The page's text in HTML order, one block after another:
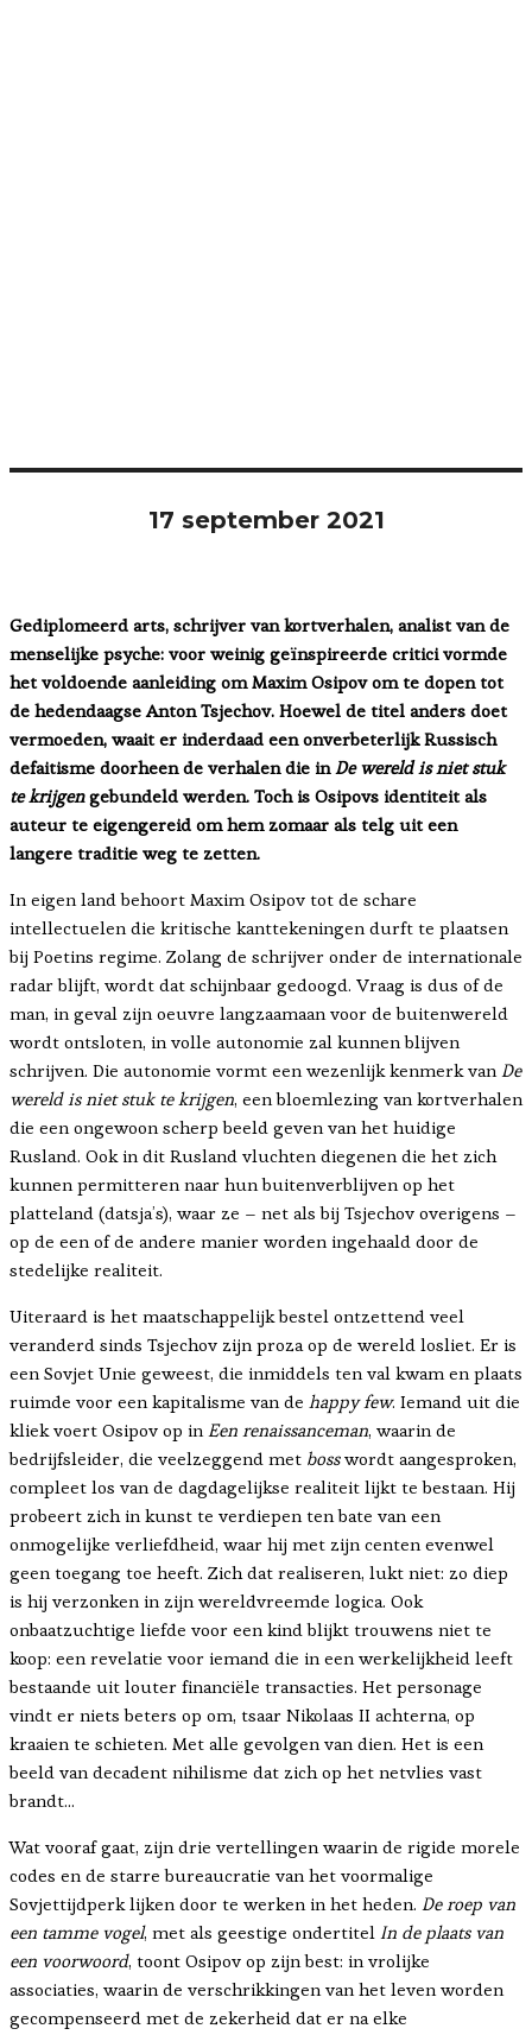
17 september 2021
Gediplomeerd arts, schrijver van kortverhalen, analist van de
menselijke psyche: voor weinig geïnspireerde critici vormde
het voldoende aanleiding om Maxim Osipov om te dopen tot
de hedendaagse Anton Tsjechov. Hoewel de titel anders doet
vermoeden, waait er inderdaad een onverbeterlijk Russisch
defaitisme doorheen de verhalen die in De wereld is niet stuk
te krijgengebundeld werden. Toch is Osipovs identiteit als
auteur te eigengereid om hem zomaar als telg uit een
langere traditie weg te zetten.
In eigen land behoort Maxim Osipov tot de schare
intellectuelen die kritische kanttekeningen durft te plaatsen
bij Poetins regime. Zolang de schrijver onder de internationale
radar blijft, wordt dat schijnbaar gedoogd. Vraag is dus of de
man, in geval zijn oeuvre langzaamaan voor de buitenwereld
wordt ontsloten, in volle autonomie zal kunnen blijven
schrijven. Die autonomie vormt een wezenlijk kenmerk van De
wereld is niet stuk te krijgen, een bloemlezing van kortverhalen
die een ongewoon scherp beeld geven van het huidige
Rusland. Ook in dit Rusland vluchten diegenen die het zich
kunnen permitteren naar hun buitenverblijven op het
platteland (datsja’s), waar ze – net als bij Tsjechov overigens –
op de een of de andere manier worden ingehaald door de
stedelijke realiteit.
Uiteraard is het maatschappelijk bestel ontzettend veel
veranderd sinds Tsjechov zijn proza op de wereld losliet. Er is
een Sovjet Unie geweest, die inmiddels ten val kwam en plaats
ruimde voor een kapitalisme van de happy few. Iemand uit die
kliek voert Osipov op in Een renaissanceman, waarin de
bedrijfsleider, die veelzeggend met bosswordt aangesproken,
compleet los van de dagdagelijkse realiteit lijkt te bestaan. Hij
probeert zich in kunst te verdiepen ten bate van een
onmogelijke verliefdheid, waar hij met zijn centen evenwel
geen toegang toe heeft. Zich dat realiseren, lukt niet: zo diep
is hij verzonken in zijn wereldvreemde logica. Ook
onbaatzuchtige liefde voor een kind blijkt trouwens niet te
koop: een revelatie voor iemand die in een werkelijkheid leeft
bestaande uit louter financiële transacties. Het personage
vindt er niets beters op om, tsaar Nikolaas II achterna, op
kraaien te schieten. Met alle gevolgen van dien. Het is een
beeld van decadent nihilisme dat zich op het netvlies vast
brandt…
Wat vooraf gaat, zijn drie vertellingen waarin de rigide morele
codes en de starre bureaucratie van het voormalige
Sovjettijdperk lijken door te werken in het heden. De roep van
een tamme vogel, met als geestige ondertitel In de plaats van
een voorwoord, toont Osipov op zijn best: in vrolijke
associaties, waarin de verschrikkingen van het leven worden
gecompenseerd met de zekerheid dat er na elke